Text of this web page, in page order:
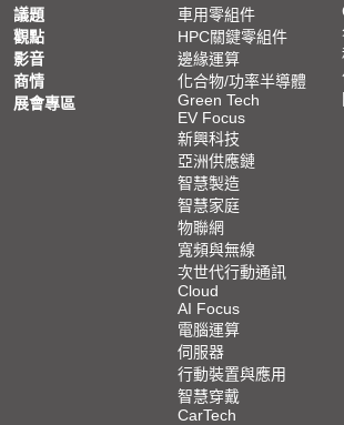
議題
觀點
影音
商情
展會專區
車用零組件
HPC關鍵零組件
邊緣運算
化合物/功率半導體
Green Tech
EV Focus
新興科技
亞洲供應鏈
智慧製造
智慧家庭
物聯網
寬頻與無線
次世代行動通訊
Cloud
AI Focus
電腦運算
伺服器
行動裝置與應用
智慧穿戴
CarTech